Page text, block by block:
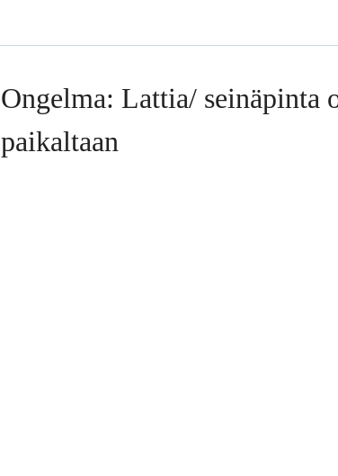
Ongelma: Lattia/ seinäpinta
paikaltaan